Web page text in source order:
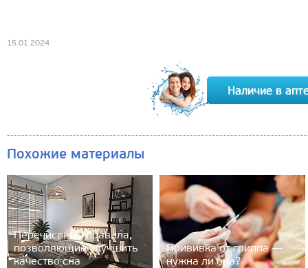
15.01.2024
Похожие материалы
Перечислены правила,
позволяющие улучшить
качество сна
Прививка от гриппа —
нужна ли она?